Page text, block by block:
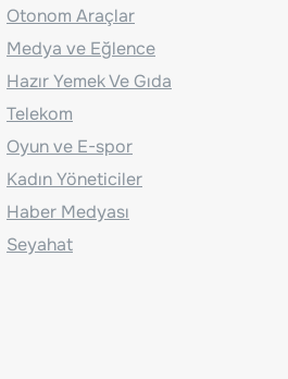
Otonom Araçlar
Medya ve Eğlence
Hazır Yemek Ve Gıda
Telekom
Oyun ve E-spor
Kadın Yöneticiler
Haber Medyası
Seyahat